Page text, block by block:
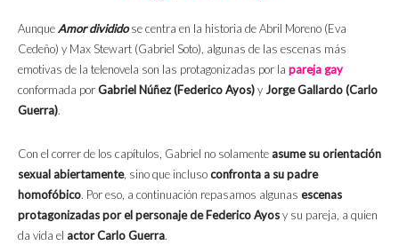
AunqueAmor divididose centra en la historia de Abril Moreno (Eva
Cedeño) y Max Stewart (Gabriel Soto), algunas de las escenas más
emotivas de la telenovela son las protagonizadas por la pareja gay
conformada porGabriel Núñez (Federico Ayos)yJorge Gallardo (Carlo
Guerra).
Con el correr de los capítulos, Gabriel no solamente asume su orientación
sexual abiertamente, sino que inclusoconfronta a su padre
homofóbico. Por eso, a continuación repasamos algunas escenas
protagonizadas por el personaje de Federico Ayosy su pareja, a quien
da vida el actor Carlo Guerra.